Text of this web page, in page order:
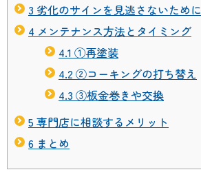
3 劣化のサインを見逃さないために
4 メンテナンス方法とタイミング
4.1 ①再塗装
4.2 ②コーキングの打ち替え
4.3 ③板金巻きや交換
5 専門店に相談するメリット
6 まとめ